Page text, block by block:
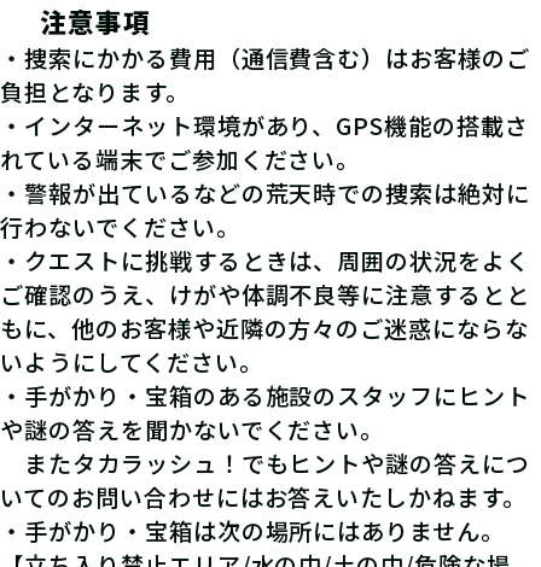
注意事項
・捜索にかかる費用（通信費含む）はお客様のご
負担となります。
・インターネット環境があり、GPS機能の搭載さ
れている端末でご参加ください。
・警報が出ているなどの荒天時での捜索は絶対に
行わないでください。
・クエストに挑戦するときは、周囲の状況をよく
ご確認のうえ、けがや体調不良等に注意するとと
もに、他のお客様や近隣の方々のご迷惑にならな
いようにしてください。
・手がかり・宝箱のある施設のスタッフにヒント
や謎の答えを聞かないでください。
またタカラッシュ！でもヒントや謎の答えにつ
いてのお問い合わせにはお答えいたしかねます。
・手がかり・宝箱は次の場所にはありません。